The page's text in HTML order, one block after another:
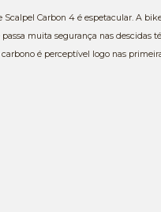
Scalpel Carbon 4 é espetacular. A
passa muita segurança nas descidas
é perceptível logo nas